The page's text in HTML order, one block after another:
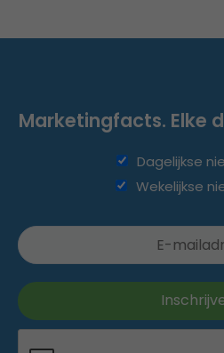
Marketingfacts. Elke
Dagelijkse
Wekelijkse